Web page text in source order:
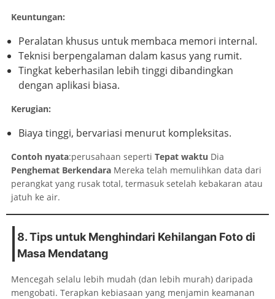
Keuntungan:
Peralatan khusus untuk membaca memori internal.
Teknisi berpengalaman dalam kasus yang rumit.
Tingkat keberhasilan lebih tinggi dibandingkan
dengan aplikasi biasa.
Kerugian:
Biaya tinggi, bervariasi menurut kompleksitas.
Contoh nyata:perusahaan seperti Tepat waktu Dia
Penghemat Berkendara Mereka telah memulihkan data dari
perangkat yang rusak total, termasuk setelah kebakaran atau
jatuh ke air.
8. Tips untuk Menghindari Kehilangan Foto di
Masa Mendatang
Mencegah selalu lebih mudah (dan lebih murah) daripada
mengobati. Terapkan kebiasaan yang menjamin keamanan